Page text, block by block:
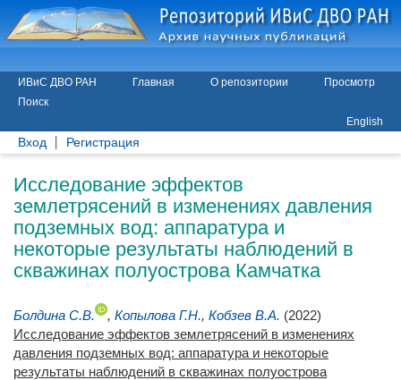
ИВиС ДВО РАН Главная О репозитории
Просмотр
Поиск
English
Вход Регистрация
Исследование эффектов
землетрясений в изменениях давления
подземных вод: аппаратура и
некоторые результаты наблюдений в
скважинах полуострова Камчатка
Болдина С.В. , Копылова Г.Н., Кобзев В.А. (2022)
Исследование эффектов землетрясений в изменениях
давления подземных вод: аппаратура и некоторые
результаты наблюдений в скважинах полуострова